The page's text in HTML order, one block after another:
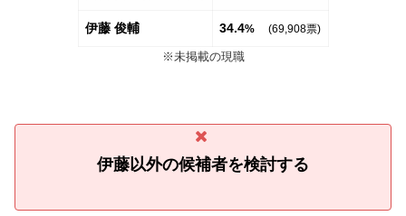
伊藤 俊輔 34.4%(69,908票)
※未掲載の現職
伊藤以外の候補者を検討する